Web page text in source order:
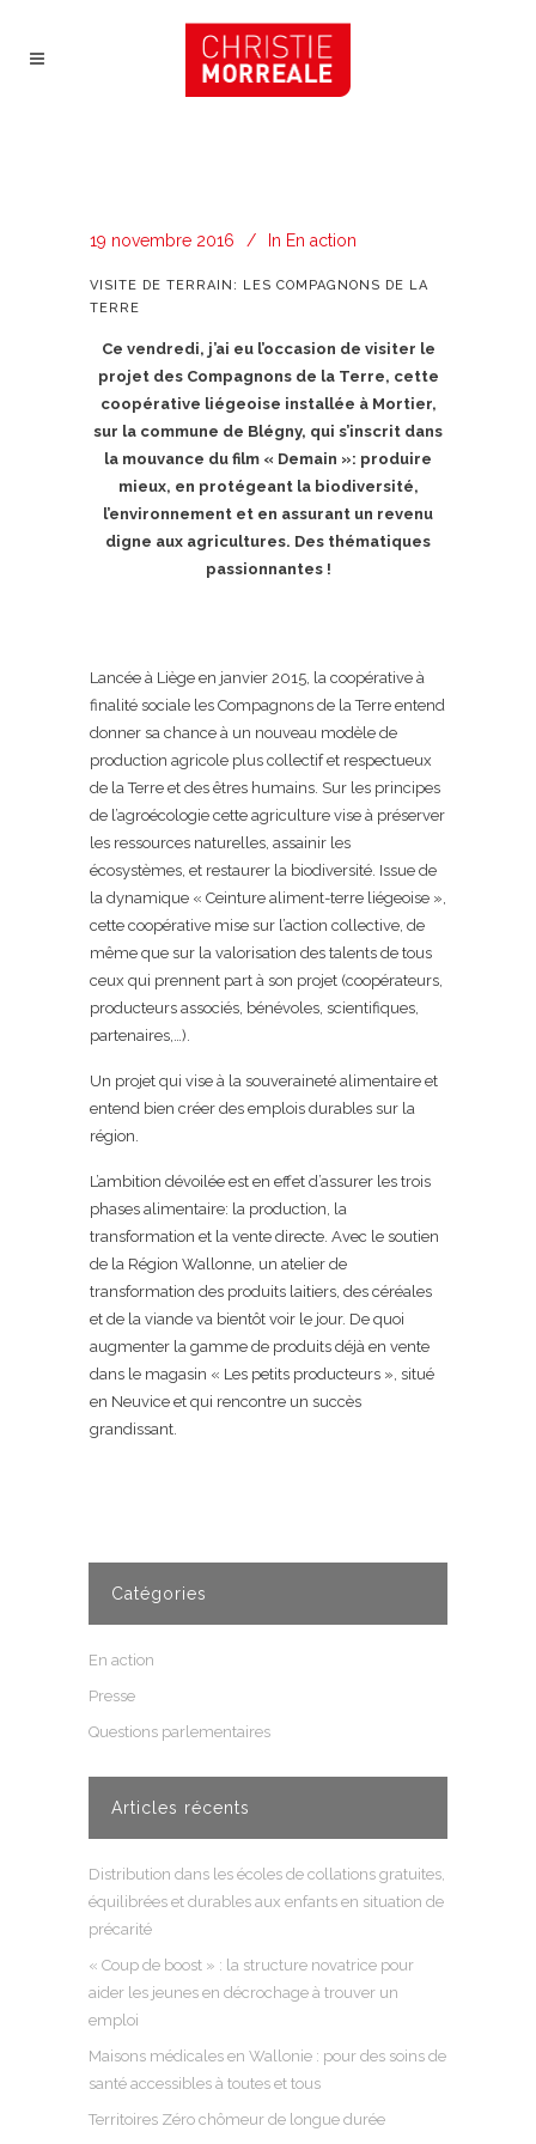
19 novembre 2016 In En action
VISITE DE TERRAIN: LES COMPAGNONS DE LA
TERRE
Ce vendredi, j’ai eu l’occasion de visiter le
projet des Compagnons de la Terre, cette
coopérative liégeoise installée à Mortier,
sur la commune de Blégny, qui s’inscrit dans
la mouvance du film « Demain »: produire
mieux, en protégeant la biodiversité,
l’environnement et en assurant un revenu
digne aux agricultures. Des thématiques
passionnantes !
Lancée à Liège en janvier 2015, la coopérative à
finalité sociale les Compagnons de la Terre entend
donner sa chance à un nouveau modèle de
production agricole plus collectif et respectueux
de la Terre et des êtres humains. Sur les principes
de l’agroécologie cette agriculture vise à préserver
les ressources naturelles, assainir les
écosystèmes, et restaurer la biodiversité. Issue de
la dynamique « Ceinture aliment-terre liégeoise »,
cette coopérative mise sur l’action collective, de
même que sur la valorisation des talents de tous
ceux qui prennent part à son projet (coopérateurs,
producteurs associés, bénévoles, scientifiques,
partenaires,…).
Un projet qui vise à la souveraineté alimentaire et
entend bien créer des emplois durables sur la
région.
L’ambition dévoilée est en effet d’assurer les trois
phases alimentaire: la production, la
transformation et la vente directe. Avec le soutien
de la Région Wallonne, un atelier de
transformation des produits laitiers, des céréales
et de la viande va bientôt voir le jour. De quoi
augmenter la gamme de produits déjà en vente
dans le magasin « Les petits producteurs », situé
en Neuvice et qui rencontre un succès
grandissant.
Catégories
En action
Presse
Questions parlementaires
Articles récents
Distribution dans les écoles de collations gratuites,
équilibrées et durables aux enfants en situation de
précarité
« Coup de boost » : la structure novatrice pour
aider les jeunes en décrochage à trouver un
emploi
Maisons médicales en Wallonie : pour des soins de
santé accessibles à toutes et tous
Territoires Zéro chômeur de longue durée